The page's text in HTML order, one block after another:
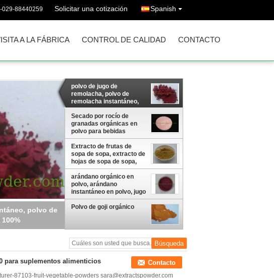
029-88440259 Solicitar una cotización Spanish
A LA FÁBRICA CONTROL DE CALIDAD CONTACTO
bebidas
polvo de jugo de
remolacha, polvo de
remolacha instantáneo,
polvo de remolacha roja,
polvo de jugo de
remolacha 100%
Secado por rocío de
granadas orgánicas en
polvo para bebidas
Extracto de frutas de
sopa de sopa, extracto de
hojas de sopa de sopa,
extracto de té de sopa de
sopa
arándano orgánico en
polvo, arándano
instantáneo en polvo, jugo
de arándano en polvo
Polvo de goji orgánico
para suplementos alimenticios Contacto
87103-fruit-vegetable-powders sara@extractspowder.com